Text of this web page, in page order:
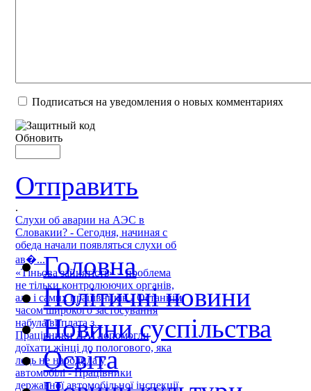
Подписаться на уведомления о новых комментариях
Обновить
Отправить
.
Слухи об аварии на АЭС в
Словакии? - Сегодня, начиная с
обеда начали появляться слухи об
ав�...
«Тіньова зайнятість» – проблема
не тільки контролюючих органів,
але і самих працівників - Останнім
часом широкого застосування
набула виплата з...
Працівники ДАІ допомогли
доїхати жінці до пологового, яка
ледь не народила у
автомобілі - Працівники
державної автомобільної інспекції
Головна
Політичні новини
Новини суспільства
Освіта